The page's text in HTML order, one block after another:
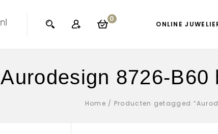
0
ONLINE
Aurodesign 8726-
Home / Producten getagged